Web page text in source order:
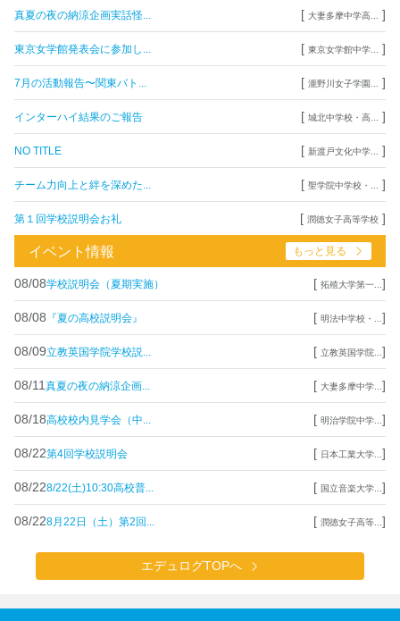
真夏の夜の納涼企画実話怪... [ 大妻多摩中学高... ]
東京女学館発表会に参加し... [ 東京女学館中学... ]
7月の活動報告〜関東バト... [ 瀧野川女子学園... ]
インターハイ結果のご報告 [ 城北中学校・高... ]
NO TITLE [ 新渡戸文化中学... ]
チーム力向上と絆を深めた... [ 聖学院中学校・... ]
第１回学校説明会お礼 [ 潤徳女子高等学校 ]
イベント情報 もっと見る
08/08学校説明会（夏期実施） [ 拓殖大学第一... ]
08/08 『夏の高校説明会』 [ 明法中学校・... ]
08/09立教英国学院学校説... [ 立教英国学院... ]
08/11 真夏の夜の納涼企画... [ 大妻多摩中学... ]
08/18高校校内見学会（中... [ 明治学院中学... ]
08/22第4回学校説明会 [ 日本工業大学... ]
08/228/22(土)10:30高校普... [ 国立音楽大学... ]
08/228月22日（土）第2回... [ 潤徳女子高等... ]
エデュログTOPへ